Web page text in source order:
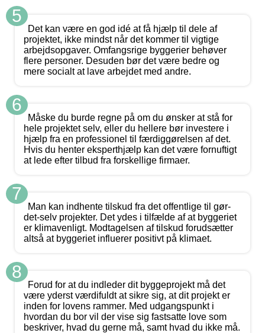
5
Det kan være en god idé at få hjælp til dele af
projektet, ikke mindst når det kommer til vigtige
arbejdsopgaver. Omfangsrige byggerier behøver
flere personer. Desuden bør det være bedre og
mere socialt at lave arbejdet med andre.
6
Måske du burde regne på om du ønsker at stå for
hele projektet selv, eller du hellere bør investere i
hjælp fra en professionel til færdiggørelsen af det.
Hvis du henter eksperthjælp kan det være fornuftigt
at lede efter tilbud fra forskellige firmaer.
7
Man kan indhente tilskud fra det offentlige til gør-
det-selv projekter. Det ydes i tilfælde af at byggeriet
er klimavenligt. Modtagelsen af tilskud forudsætter
altså at byggeriet influerer positivt på klimaet.
8
Forud for at du indleder dit byggeprojekt må det
være yderst værdifuldt at sikre sig, at dit projekt er
inden for lovens rammer. Med udgangspunkt i
hvordan du bor vil der vise sig fastsatte love som
beskriver, hvad du gerne må, samt hvad du ikke må.